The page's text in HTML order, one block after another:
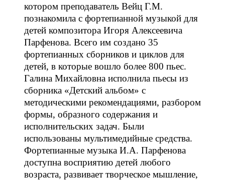
котором преподаватель Вейц Г.М.
познакомила с фортепианной музыкой для
детей композитора Игоря Алексеевича
Парфенова. Всего им создано 35
фортепианных сборников и циклов для
детей, в которые вошло более 800 пьес.
Галина Михайловна исполнила пьесы из
сборника «Детский альбом» с
методическими рекомендациями, разбором
формы, образного содержания и
исполнительских задач. Были
использованы мультимедийные средства.
Фортепианные музыка И.А. Парфенова
доступна восприятию детей любого
возраста, развивает творческое мышление,